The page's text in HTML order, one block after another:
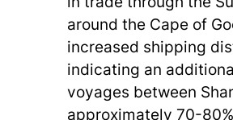
around the Cape of
increased shipping
indicating an
voyages between
approximately 70-